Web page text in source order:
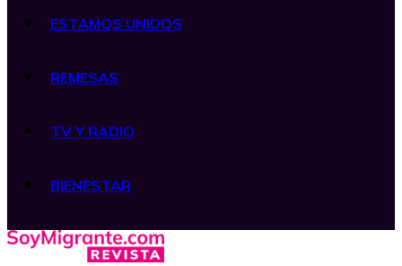
ESTAMOS UNIDOS
REMESAS
TV Y RADIO
BIENESTAR